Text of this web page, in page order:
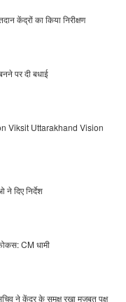
केंद्रों का किया निरीक्षण
पर दी बधाई
Viksit Uttarakhand Vision
ने दिए निर्देश
CM धामी
ने केंद्र के समक्ष रखा मजबूत पक्ष